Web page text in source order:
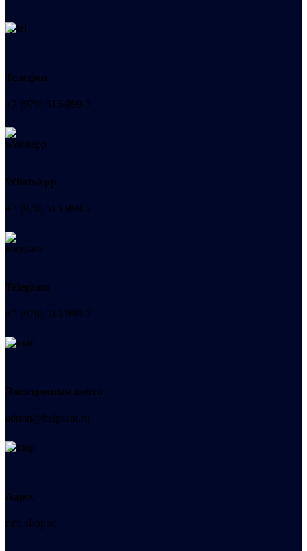
Телефон
+7 (978) 515-999-7
WhatsApp
+7 (978) 515-999-7
Telegram
+7 (978) 515-999-7
Электронная почта
admin@helpsant.ru
Адрес
пгт. Форос